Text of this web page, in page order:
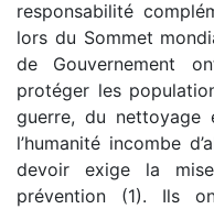
responsabilité
lors du Sommet
de Gouvernement
protéger les
guerre, du nettoyage
l’humanité incombe
devoir exige la
prévention (1). Ils